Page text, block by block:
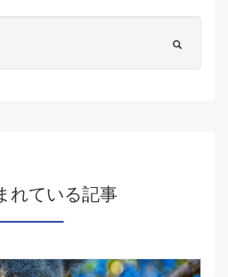
れている記事